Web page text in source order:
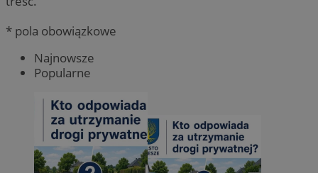
* pola obowiązkowe
Najnowsze
Popularne